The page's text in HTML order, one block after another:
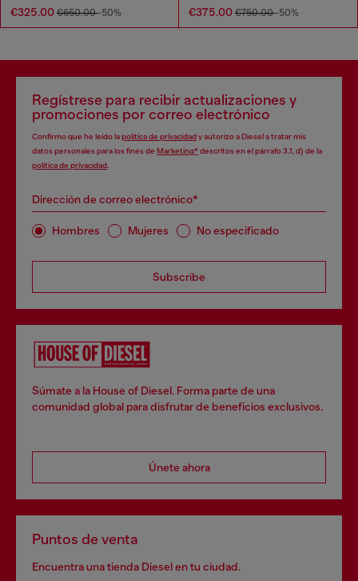
€325.00 €650.00-50% €375.00 €750.00-50%
Regístrese para recibir actualizaciones y
promociones por correo electrónico
Confirmo que he leído lapolítica de privacidady autorizo a Diesel a tratar mis
datos personales para los fines de Marketing*descritos en el párrafo 3.1, d) de la
política de privacidad
Dirección de correo electrónico*
Hombres Mujeres No especificado
Subscribe
Súmate a la House of Diesel. Forma parte de una
comunidad global para disfrutar de beneficios exclusivos.
Únete ahora
Puntos de venta
Encuentra una tienda Diesel en tu ciudad.